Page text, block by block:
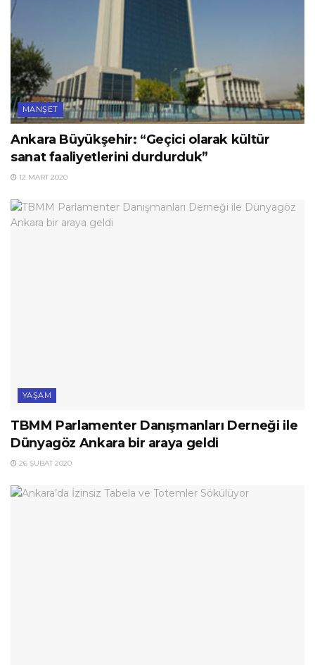
MANŞET
Ankara Büyükşehir: “Geçici olarak kültür
sanat faaliyetlerini durdurduk”
12 MART 2020
YAŞAM
TBMM Parlamenter Danışmanları Derneği ile
Dünyagöz Ankara bir araya geldi
26 ŞUBAT 2020